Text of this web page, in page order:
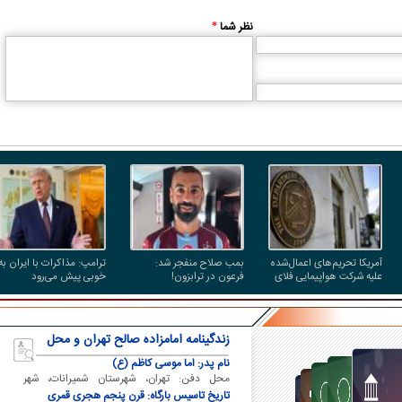
نظر شما*
آمریکا تحریم‌های اعمال‌شده
علیه شرکت هواپیمایی فلای
بغداد را حذف کرد
بمب صلاح منفجر شد:
فرعون در ترابزون!
ترامپ: مذاکرات با ایران به
خوبی پیش می‌رود
زندگینامه امامزاده صالح تهران و محل
دفن ایشان
نام پدر: اما موسی کاظم (ع)
محل دفن: تهران، شهرستان شمیرانات، شهر
تجریش
تاریخ تاسیس بارگاه: قرن پنجم هجری قمری